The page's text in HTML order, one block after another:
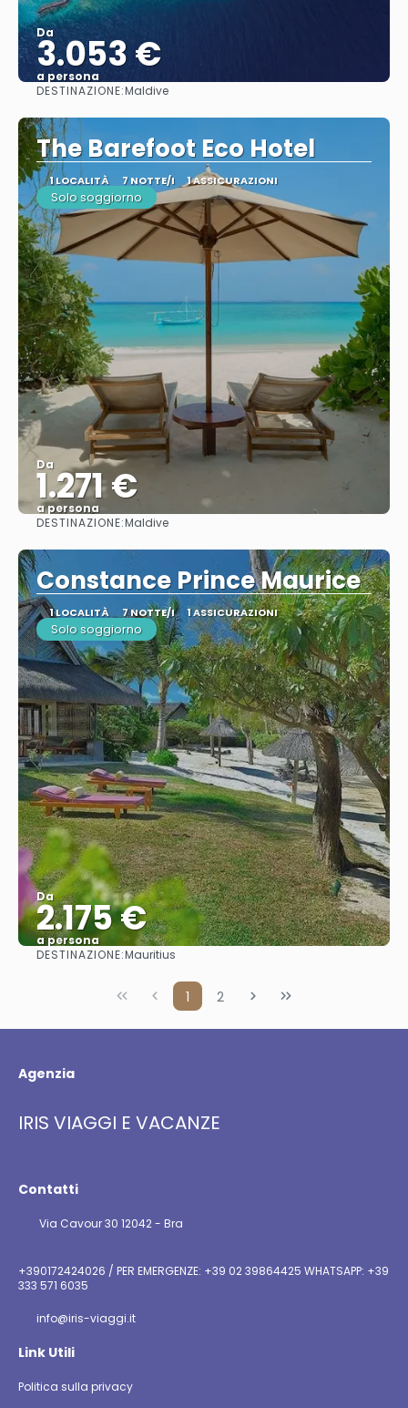
Da
3.053 €
a persona
DESTINAZIONE:Maldive
The Barefoot Eco Hotel
1 LOCALITÀ 7 NOTTE/I 1 ASSICURAZIONI
Solo soggiorno
Da
1.271 €
a persona
DESTINAZIONE:Maldive
Constance Prince Maurice
1 LOCALITÀ 7 NOTTE/I 1 ASSICURAZIONI
Solo soggiorno
Da
2.175 €
a persona
DESTINAZIONE:Mauritius
1 2
Agenzia
IRIS VIAGGI E VACANZE
Contatti
Via Cavour 30 12042 - Bra
+390172424026 / PER EMERGENZE: +39 02 39864425 WHATSAPP: +39
333 571 6035
info@iris-viaggi.it
Link Utili
Politica sulla privacy